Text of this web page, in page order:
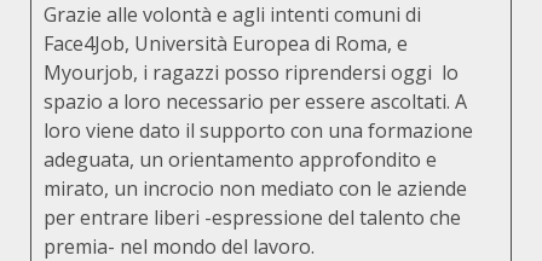
Grazie alle volontà e agli intenti comuni di
Face4Job, Università Europea di Roma, e
Myourjob, i ragazzi posso riprendersi oggi lo
spazio a loro necessario per essere ascoltati. A
loro viene dato il supporto con una formazione
adeguata, un orientamento approfondito e
mirato, un incrocio non mediato con le aziende
per entrare liberi -espressione del talento che
premia- nel mondo del lavoro.